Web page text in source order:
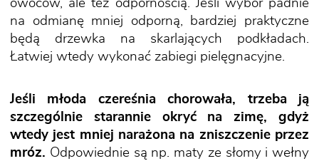
owoców, ale też odpornością. Jeśli wybór padnie
na odmianę mniej odporną, bardziej praktyczne
będą drzewka na skarlających podkładach.
Łatwiej wtedy wykonać zabiegi pielęgnacyjne.
Jeśli młoda czereśnia chorowała, trzeba ją
szczególnie starannie okryć na zimę, gdyż
wtedy jest mniej narażona na zniszczenie przez
mróz. Odpowiednie są np. maty ze słomy i wełny